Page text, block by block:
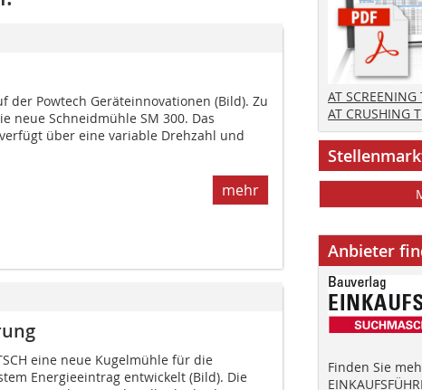
der Powtech Geräteinnovationen (Bild). Zu
neue Schneidmühle SM 300. Das
über eine variable Drehzahl und
mehr
eine neue Kugelmühle für die
Energieeintrag entwickelt (Bild). Die
AT
AT CRUSHING
Anbieter
Finden Sie